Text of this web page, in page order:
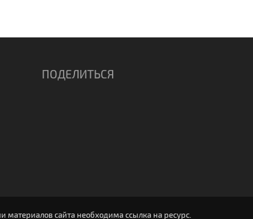
ПОДЕЛИТЬСЯ
сайта необходима ссылка на ресурс.